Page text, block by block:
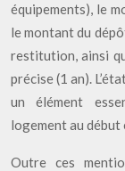
équipements), le
le montant du
restitution, ainsi
précise (1 an).
un élément
logement au
Outre ces